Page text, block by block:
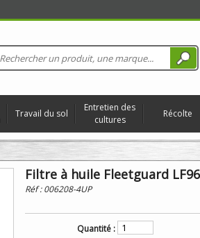
Travail du sol
Entretien des
cultures
Récolte
Filtre à huile Fleetguard
Réf :006208-4UP
Quantité :